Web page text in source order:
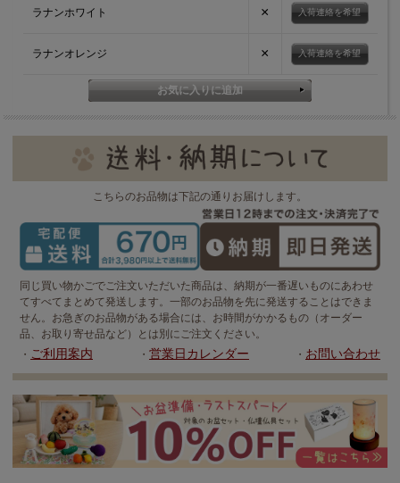
ラナンホワイト × 入荷連絡を希望
ラナンオレンジ × 入荷連絡を希望
こちらのお品物は下記の通りお届けします。
同じ買い物かごでご注文いただいた商品は、納期が一番遅いものにあわせ
てすべてまとめて発送します。一部のお品物を先に発送することはできま
せん。お急ぎのお品物がある場合には、お時間がかかるもの（オーダー
品、お取り寄せ品など）とは別にご注文ください。
・ ご利用案内 ・ 営業日カレンダー ・ お問い合わせ